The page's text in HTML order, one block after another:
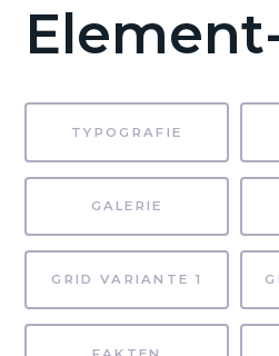
TYPOGRAFIE
GALERIE
GRID VARIANTE 1